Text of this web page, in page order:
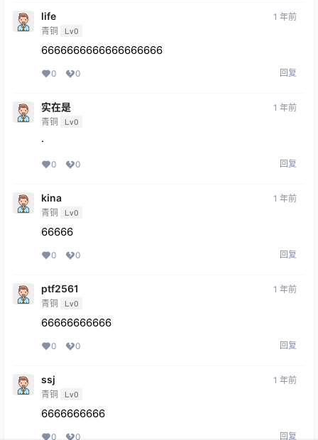
life
青铜 Lv0
1 年前
6666666666666666666
0 0 回复
实在是
青铜 Lv0
1 年前
·
0 0 回复
kina
青铜 Lv0
1 年前
66666
0 0 回复
ptf2561
青铜 Lv0
1 年前
66666666666
0 0 回复
ssj
青铜 Lv0
1 年前
6666666666
0 0 回复